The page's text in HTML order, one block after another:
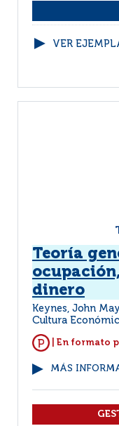
VER
Teoría
dinero
Keynes, John
Cultura
| En formato
MÁS